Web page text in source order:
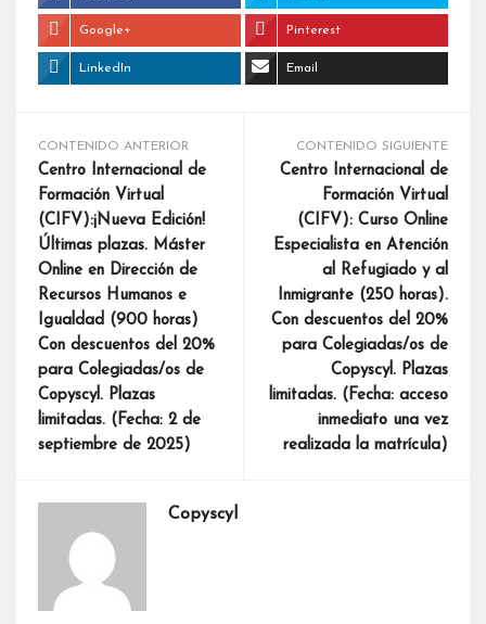
Google+ Pinterest
LinkedIn Email
CONTENIDO ANTERIOR
Centro Internacional de
Formación Virtual
(CIFV):¡Nueva Edición!
Últimas plazas. Máster
Online en Dirección de
Recursos Humanos e
Igualdad (900 horas)
Con descuentos del 20%
para Colegiadas/os de
Copyscyl. Plazas
limitadas. (Fecha: 2 de
septiembre de 2025)
CONTENIDO SIGUIENTE
Centro Internacional de
Formación Virtual
(CIFV): Curso Online
Especialista en Atención
al Refugiado y al
Inmigrante (250 horas).
Con descuentos del 20%
para Colegiadas/os de
Copyscyl. Plazas
limitadas. (Fecha: acceso
inmediato una vez
realizada la matrícula)
Copyscyl